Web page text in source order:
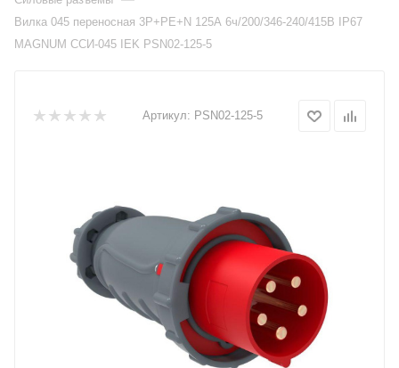
Вилка 045 переносная 3P+PE+N 125А 6ч/200/346-240/415В IP67
MAGNUM ССИ-045 IEK PSN02-125-5
Артикул: PSN02-125-5